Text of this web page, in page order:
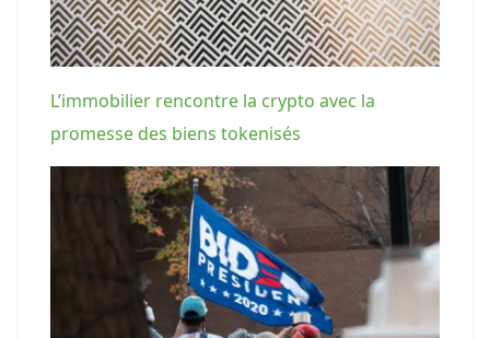
L’immobilier rencontre la crypto avec la
promesse des biens tokenisés